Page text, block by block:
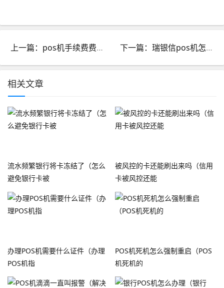
上一篇：pos机手续费费率150+3什么意思_pos机刷卡手续费+3是什么意思 下一篇：瑞银信pos机怎么申请_瑞银信pos如何申请
相关文章
流水频繁银行将卡冻结了（怎么
避免银行卡被
被风控的卡还能刷出来吗（信用
卡被风控还能
办理POS机需要什么证件（办理
POS机指
POS机死机怎么强制重启（POS
机死机的